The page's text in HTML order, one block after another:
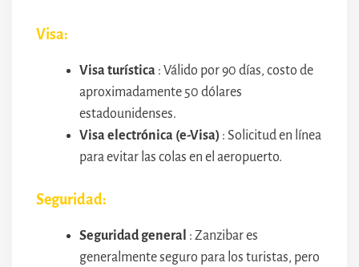
Visa:
Visa turística : Válido por 90 días, costo de
aproximadamente 50 dólares
estadounidenses.
Visa electrónica (e-Visa) : Solicitud en línea
para evitar las colas en el aeropuerto.
Seguridad:
Seguridad general : Zanzibar es
generalmente seguro para los turistas, pero